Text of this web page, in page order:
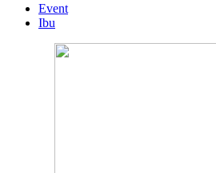
Event
Ibu